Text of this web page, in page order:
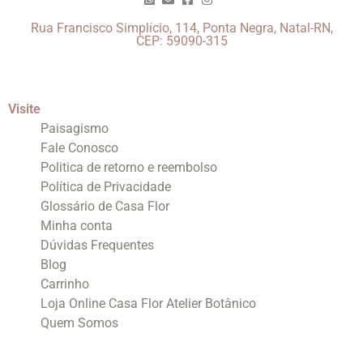
Rua Francisco Simplício, 114, Ponta Negra, Natal-RN,
CEP: 59090-315
Visite
Paisagismo
Fale Conosco
Politica de retorno e reembolso
Política de Privacidade
Glossário de Casa Flor
Minha conta
Dúvidas Frequentes
Blog
Carrinho
Loja Online Casa Flor Atelier Botânico
Quem Somos